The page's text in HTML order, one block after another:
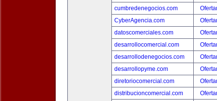
cumbredenegocios.com
CyberAgencia.com
datoscomerciales.com
desarrollocomercial.com
desarrollodenegocios.com
desarrollopyme.com
diretoriocomercial.com
distribucioncomercial.com